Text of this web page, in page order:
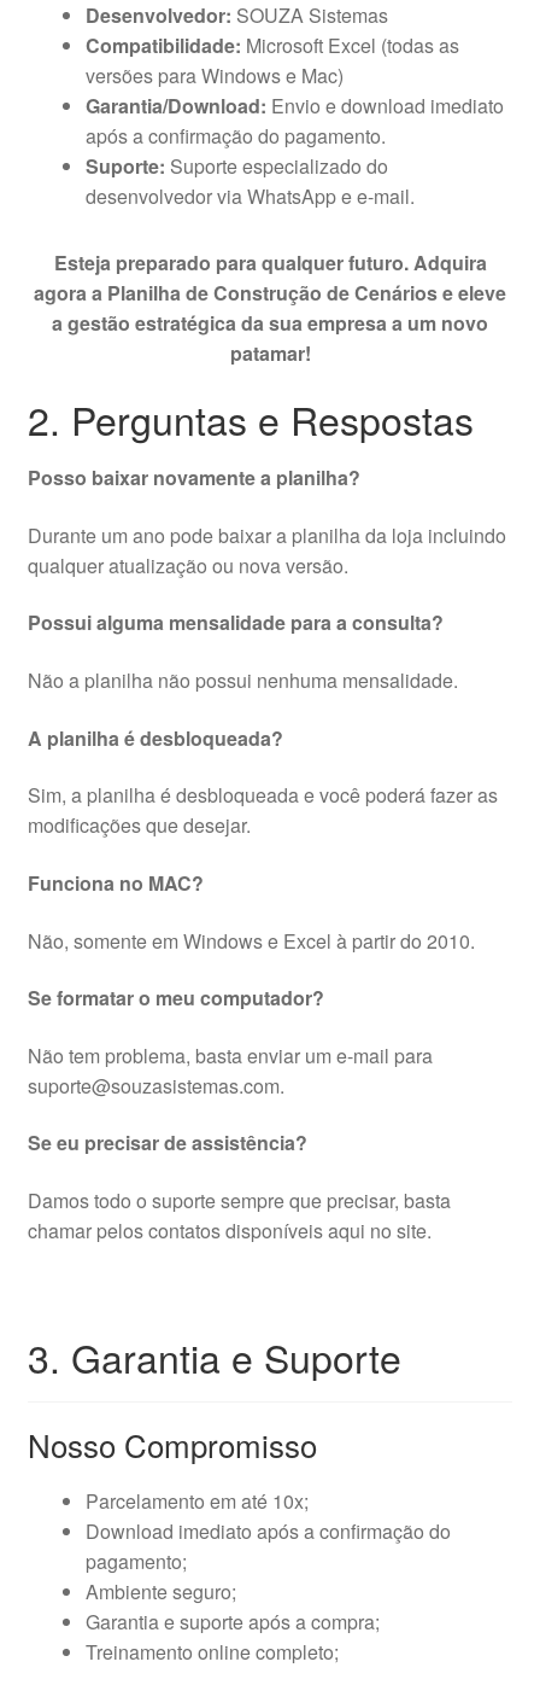
Desenvolvedor: SOUZA Sistemas
Compatibilidade: Microsoft Excel (todas as
versões para Windows e Mac)
Garantia/Download: Envio e download imediato
após a confirmação do pagamento.
Suporte: Suporte especializado do
desenvolvedor via WhatsApp e e-mail.
Esteja preparado para qualquer futuro. Adquira
agora a Planilha de Construção de Cenários e eleve
a gestão estratégica da sua empresa a um novo
patamar!
2. Perguntas e Respostas
Posso baixar novamente a planilha?
Durante um ano pode baixar a planilha da loja incluindo
qualquer atualização ou nova versão.
Possui alguma mensalidade para a consulta?
Não a planilha não possui nenhuma mensalidade.
A planilha é desbloqueada?
Sim, a planilha é desbloqueada e você poderá fazer as
modificações que desejar.
Funciona no MAC?
Não, somente em Windows e Excel à partir do 2010.
Se formatar o meu computador?
Não tem problema, basta enviar um e-mail para
suporte@souzasistemas.com.
Se eu precisar de assistência?
Damos todo o suporte sempre que precisar, basta
chamar pelos contatos disponíveis aqui no site.
3. Garantia e Suporte
Nosso Compromisso
Parcelamento em até 10x;
Download imediato após a confirmação do
pagamento;
Ambiente seguro;
Garantia e suporte após a compra;
Treinamento online completo;